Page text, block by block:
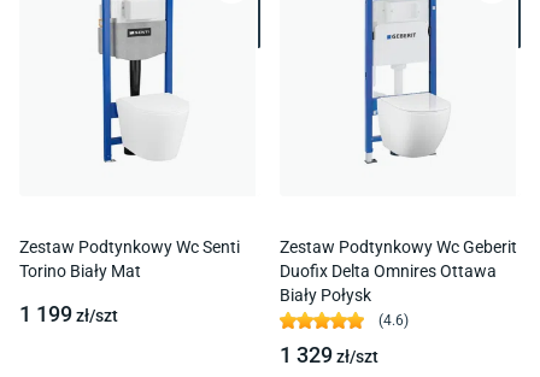
Zestaw Podtynkowy Wc Senti
Torino Biały Mat
1 199zł/szt
Zestaw Podtynkowy Wc Geberit
Duofix Delta Omnires Ottawa
Biały Połysk
(4.6)
1 329zł/szt